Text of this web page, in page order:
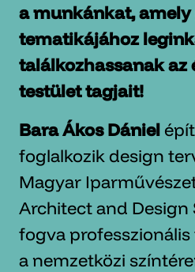
a munkánkat,
tematikájához
találkozhassanak
testület tagjait!
Bara Ákos Dániel
foglalkozik design
Magyar
Architect and Design
fogva
a nemzetközi